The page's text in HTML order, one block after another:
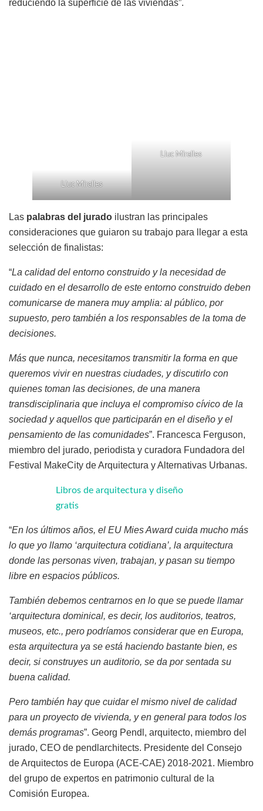
reduciendo la superficie de las viviendas”.
Lluc Miralles
Lluc Miralles
Las palabras del jurado ilustran las principales
consideraciones que guiaron su trabajo para llegar a esta
selección de finalistas:
“La calidad del entorno construido y la necesidad de
cuidado en el desarrollo de este entorno construido deben
comunicarse de manera muy amplia: al público, por
supuesto, pero también a los responsables de la toma de
decisiones.
Más que nunca, necesitamos transmitir la forma en que
queremos vivir en nuestras ciudades, y discutirlo con
quienes toman las decisiones, de una manera
transdisciplinaria que incluya el compromiso cívico de la
sociedad y aquellos que participarán en el diseño y el
pensamiento de las comunidades”. Francesca Ferguson,
miembro del jurado, periodista y curadora Fundadora del
Festival MakeCity de Arquitectura y Alternativas Urbanas.
Libros de arquitectura y diseño
gratis
“En los últimos años, el EU Mies Award cuida mucho más
lo que yo llamo ‘arquitectura cotidiana’, la arquitectura
donde las personas viven, trabajan, y pasan su tiempo
libre en espacios públicos.
También debemos centrarnos en lo que se puede llamar
‘arquitectura dominical, es decir, los auditorios, teatros,
museos, etc., pero podríamos considerar que en Europa,
esta arquitectura ya se está haciendo bastante bien, es
decir, si construyes un auditorio, se da por sentada su
buena calidad.
Pero también hay que cuidar el mismo nivel de calidad
para un proyecto de vivienda, y en general para todos los
demás programas”. Georg Pendl, arquitecto, miembro del
jurado, CEO de pendlarchitects. Presidente del Consejo
de Arquitectos de Europa (ACE-CAE) 2018-2021. Miembro
del grupo de expertos en patrimonio cultural de la
Comisión Europea.